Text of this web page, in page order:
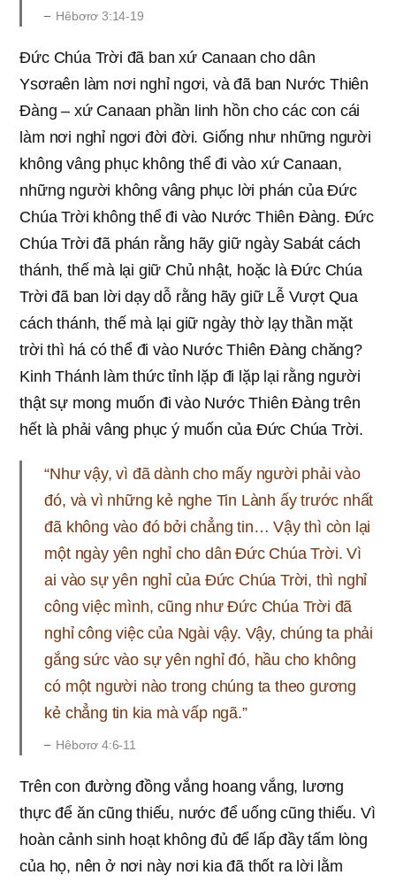
Hêbơrơ 3:14-19
Đức Chúa Trời đã ban xứ Canaan cho dân
Ysơraên làm nơi nghỉ ngơi, và đã ban Nước Thiên
Đàng – xứ Canaan phần linh hồn cho các con cái
làm nơi nghỉ ngơi đời đời. Giống như những người
không vâng phục không thể đi vào xứ Canaan,
những người không vâng phục lời phán của Đức
Chúa Trời không thể đi vào Nước Thiên Đàng. Đức
Chúa Trời đã phán rằng hãy giữ ngày Sabát cách
thánh, thế mà lại giữ Chủ nhật, hoặc là Đức Chúa
Trời đã ban lời dạy dỗ rằng hãy giữ Lễ Vượt Qua
cách thánh, thế mà lại giữ ngày thờ lạy thần mặt
trời thì há có thể đi vào Nước Thiên Đàng chăng?
Kinh Thánh làm thức tỉnh lặp đi lặp lại rằng người
thật sự mong muốn đi vào Nước Thiên Đàng trên
hết là phải vâng phục ý muốn của Đức Chúa Trời.
“Như vậy, vì đã dành cho mấy người phải vào
đó, và vì những kẻ nghe Tin Lành ấy trước nhất
đã không vào đó bởi chẳng tin… Vậy thì còn lại
một ngày yên nghỉ cho dân Đức Chúa Trời. Vì
ai vào sự yên nghỉ của Đức Chúa Trời, thì nghỉ
công việc mình, cũng như Đức Chúa Trời đã
nghỉ công việc của Ngài vậy. Vậy, chúng ta phải
gắng sức vào sự yên nghỉ đó, hầu cho không
có một người nào trong chúng ta theo gương
kẻ chẳng tin kia mà vấp ngã.”
Hêbơrơ 4:6-11
Trên con đường đồng vắng hoang vắng, lương
thực để ăn cũng thiếu, nước để uống cũng thiếu. Vì
hoàn cảnh sinh hoạt không đủ để lấp đầy tấm lòng
của họ, nên ở nơi này nơi kia đã thốt ra lời lằm